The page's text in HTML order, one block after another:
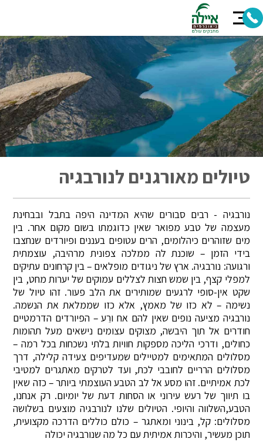
טיולים מאורגנים לנורבגיה
נורבגיה - רבים סבורים שהיא המדינה היפה בתבל ובבחינת
מעצמה של טבע מפואר שאין כדוגמתו בשום מקום אחר. בין
מים שזוהרים כיהלומים, הרים עטופים בעננים ופיורדים שנחצבו
בידי הזמן – שוכנת לה ממלכה צפונית מרהיבה, עוצמתית
ורגועה: נורבגיה. ארץ של ניגודים מופלאים – בין קרחונים עתיקים
למפלי קצף, בין שמש חצות לצללים עמוקים של יערות מחט, בין
שקט אין-סופי לרגעים שמותירים את הלב פעור. זהו טיול של
נשימה – לא כזו של מאמץ, אלא כזו שממלאת את הנשמה.
נורבגיה מציעה נופים שאין להם אח ורֵע – הפיורדים הדרמטיים
חודרים אל תוך היבשה, מצוקים עצומים נישאים מעל תהומות
כחולים, ודרכי הליכה מספקות חוויות בלתי נשכחות בכל רמה –
מסלולים המתאימים למטיילים שמעדיפים צעידה קלילה, דרך
מסלולים הרריים לחובבי לכת, ועד לטרקים מאתגרים למטיבי
לכת אמיתיים. זהו מסע אל לב הטבע העוצמתי ביותר – כזה שאין
בו תיווך של רעש עירוני או הסחות דעת של יומיום. רק אנחנו,
הטבע,השלווה והיופי. הטיולים שלנו לנורבגיה מוצעים בשלושה
מסלולים: קל, בינוני ומאתגר – כולם כוללים הדרכה מקצועית,
תוכן מעשיר, והיכרות אמיתית עם כל מה שנורבגיה יכולה